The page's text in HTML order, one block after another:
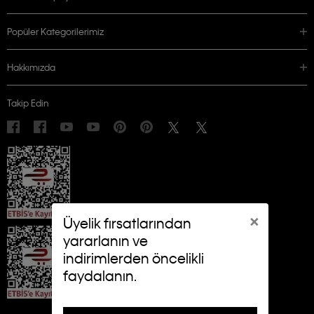
×
Üyelik fırsatlarından
yararlanın ve
indirimlerden öncelikli
faydalanın.
Popüler Kategorilerimiz
Hakkımızda
Takip Edin